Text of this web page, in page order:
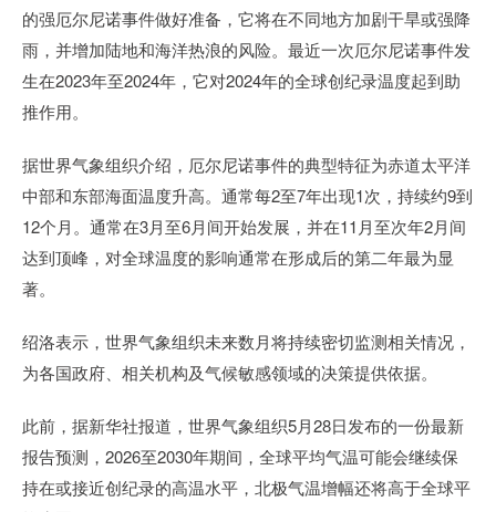
的强厄尔尼诺事件做好准备，它将在不同地方加剧干旱或强降
雨，并增加陆地和海洋热浪的风险。最近一次厄尔尼诺事件发
生在2023年至2024年，它对2024年的全球创纪录温度起到助
推作用。
据世界气象组织介绍，厄尔尼诺事件的典型特征为赤道太平洋
中部和东部海面温度升高。通常每2至7年出现1次，持续约9到
12个月。通常在3月至6月间开始发展，并在11月至次年2月间
达到顶峰，对全球温度的影响通常在形成后的第二年最为显
著。
绍洛表示，世界气象组织未来数月将持续密切监测相关情况，
为各国政府、相关机构及气候敏感领域的决策提供依据。
此前，据新华社报道，世界气象组织5月28日发布的一份最新
报告预测，2026至2030年期间，全球平均气温可能会继续保
持在或接近创纪录的高温水平，北极气温增幅还将高于全球平